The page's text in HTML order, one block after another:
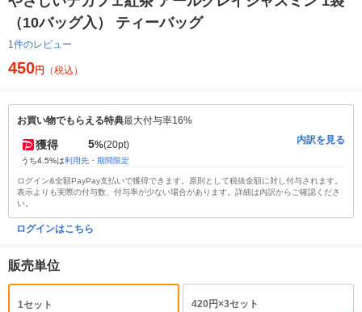
（10バッグ入） ティーバッグ
1件のレビュー
450円 （税込）
お買い物でもらえる特典最大付与率16%
獲得 5%(20pt)
うち4.5%は利用先・期間限定
内訳を見る
ログイン&全額PayPay支払いで獲得できます。原則として税抜金額に対し付与されます。
表示よりも実際の付与数、付与率が少ない場合があります。詳細は内訳からご確認くださ
い。
ログインはこちら
販売単位
1セット
420円×3セット